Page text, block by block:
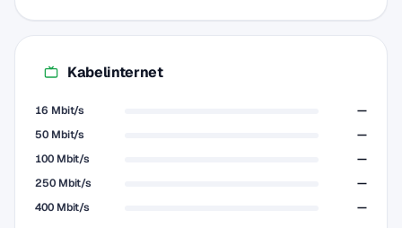
Kabelinternet
16 Mbit/s
—
50 Mbit/s
—
100 Mbit/s
—
250 Mbit/s
—
400 Mbit/s
—